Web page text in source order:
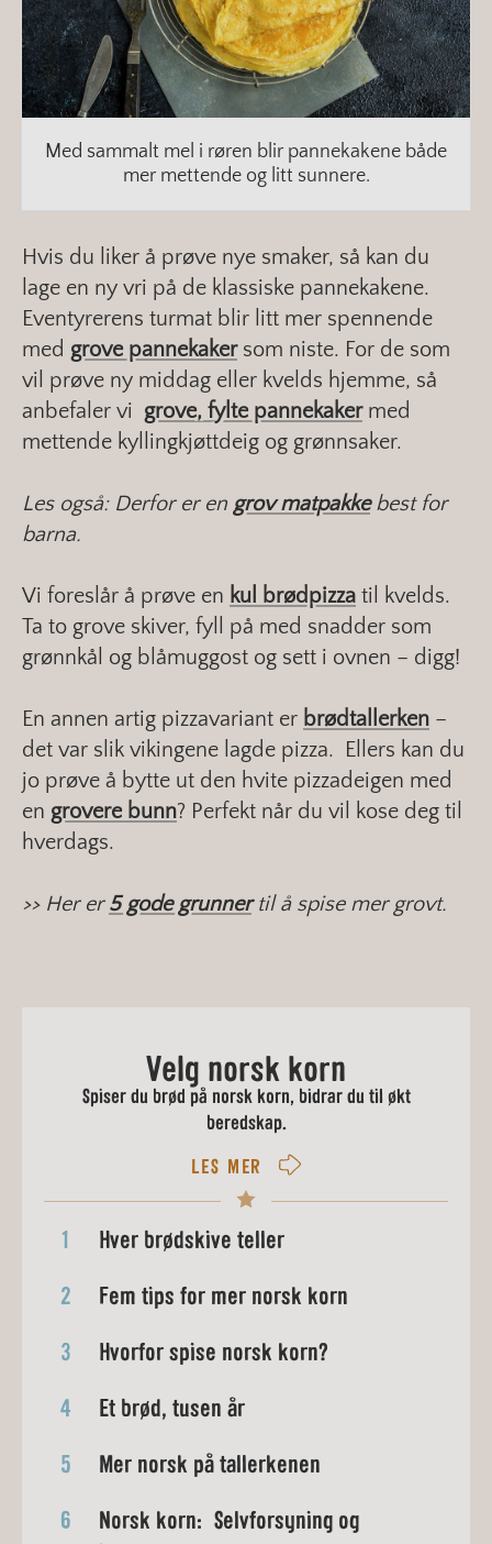
Med sammalt mel i røren blir pannekakene både
mer mettende og litt sunnere.
Hvis du liker å prøve nye smaker, så kan du
lage en ny vri på de klassiske pannekakene.
Eventyrerens turmat blir litt mer spennende
med grove pannekakersom niste. For de som
vil prøve ny middag eller kvelds hjemme, så
anbefaler vi grove, fylte pannekakermed
mettende kyllingkjøttdeig og grønnsaker.
Les også: Derfor er en grov matpakkebest for
barna.
Vi foreslår å prøve en kul brødpizza til kvelds.
Ta to grove skiver, fyll på med snadder som
grønnkål og blåmuggost og sett i ovnen – digg!
En annen artig pizzavariant er brødtallerken –
det var slik vikingene lagde pizza. Ellers kan du
jo prøve å bytte ut den hvite pizzadeigen med
en grovere bunn? Perfekt når du vil kose deg til
hverdags.
>> Her er5 gode grunnertil å spise mer grovt.
Velg norsk korn
Spiser du brød på norsk korn, bidrar du til økt
beredskap.
LES MER
1 Hver brødskive teller
2 Fem tips for mer norsk korn
3 Hvorfor spise norsk korn?
4 Et brød, tusen år
5 Mer norsk på tallerkenen
6
Norsk korn: Selvforsyning og